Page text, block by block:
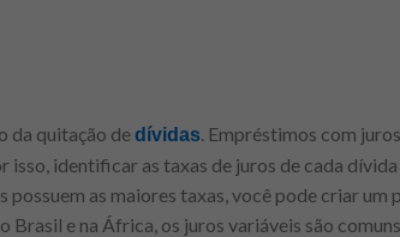
da quitação dedívidas . Empréstimos com
identificar as taxas de juros de cada dívida
as maiores taxas, você pode criar um
e na África, os juros variáveis são